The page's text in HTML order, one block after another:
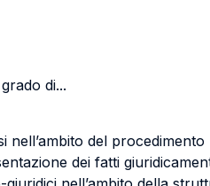
di...
nell’ambito del procedimento
dei fatti